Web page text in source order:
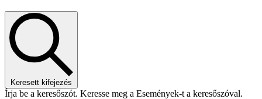
Keresett kifejezés
Írja be a keresőszót. Keresse meg a Események-t a keresőszóval.